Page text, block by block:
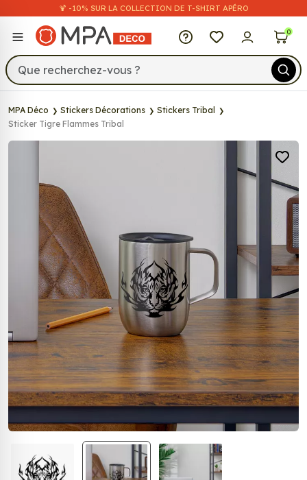
🍹 -10% SUR LA COLLECTION DE T-SHIRT APÉRO
MPA Déco 0
MPA Déco Stickers Décorations
Stickers Tribal
Sticker Tigre Flammes Tribal